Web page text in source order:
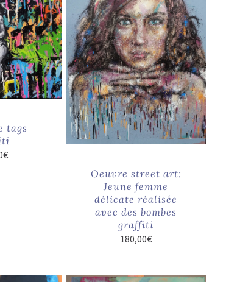
tags
€
Oeuvre street art:
Jeune femme
délicate réalisée
avec des bombes
graffiti
180,00€